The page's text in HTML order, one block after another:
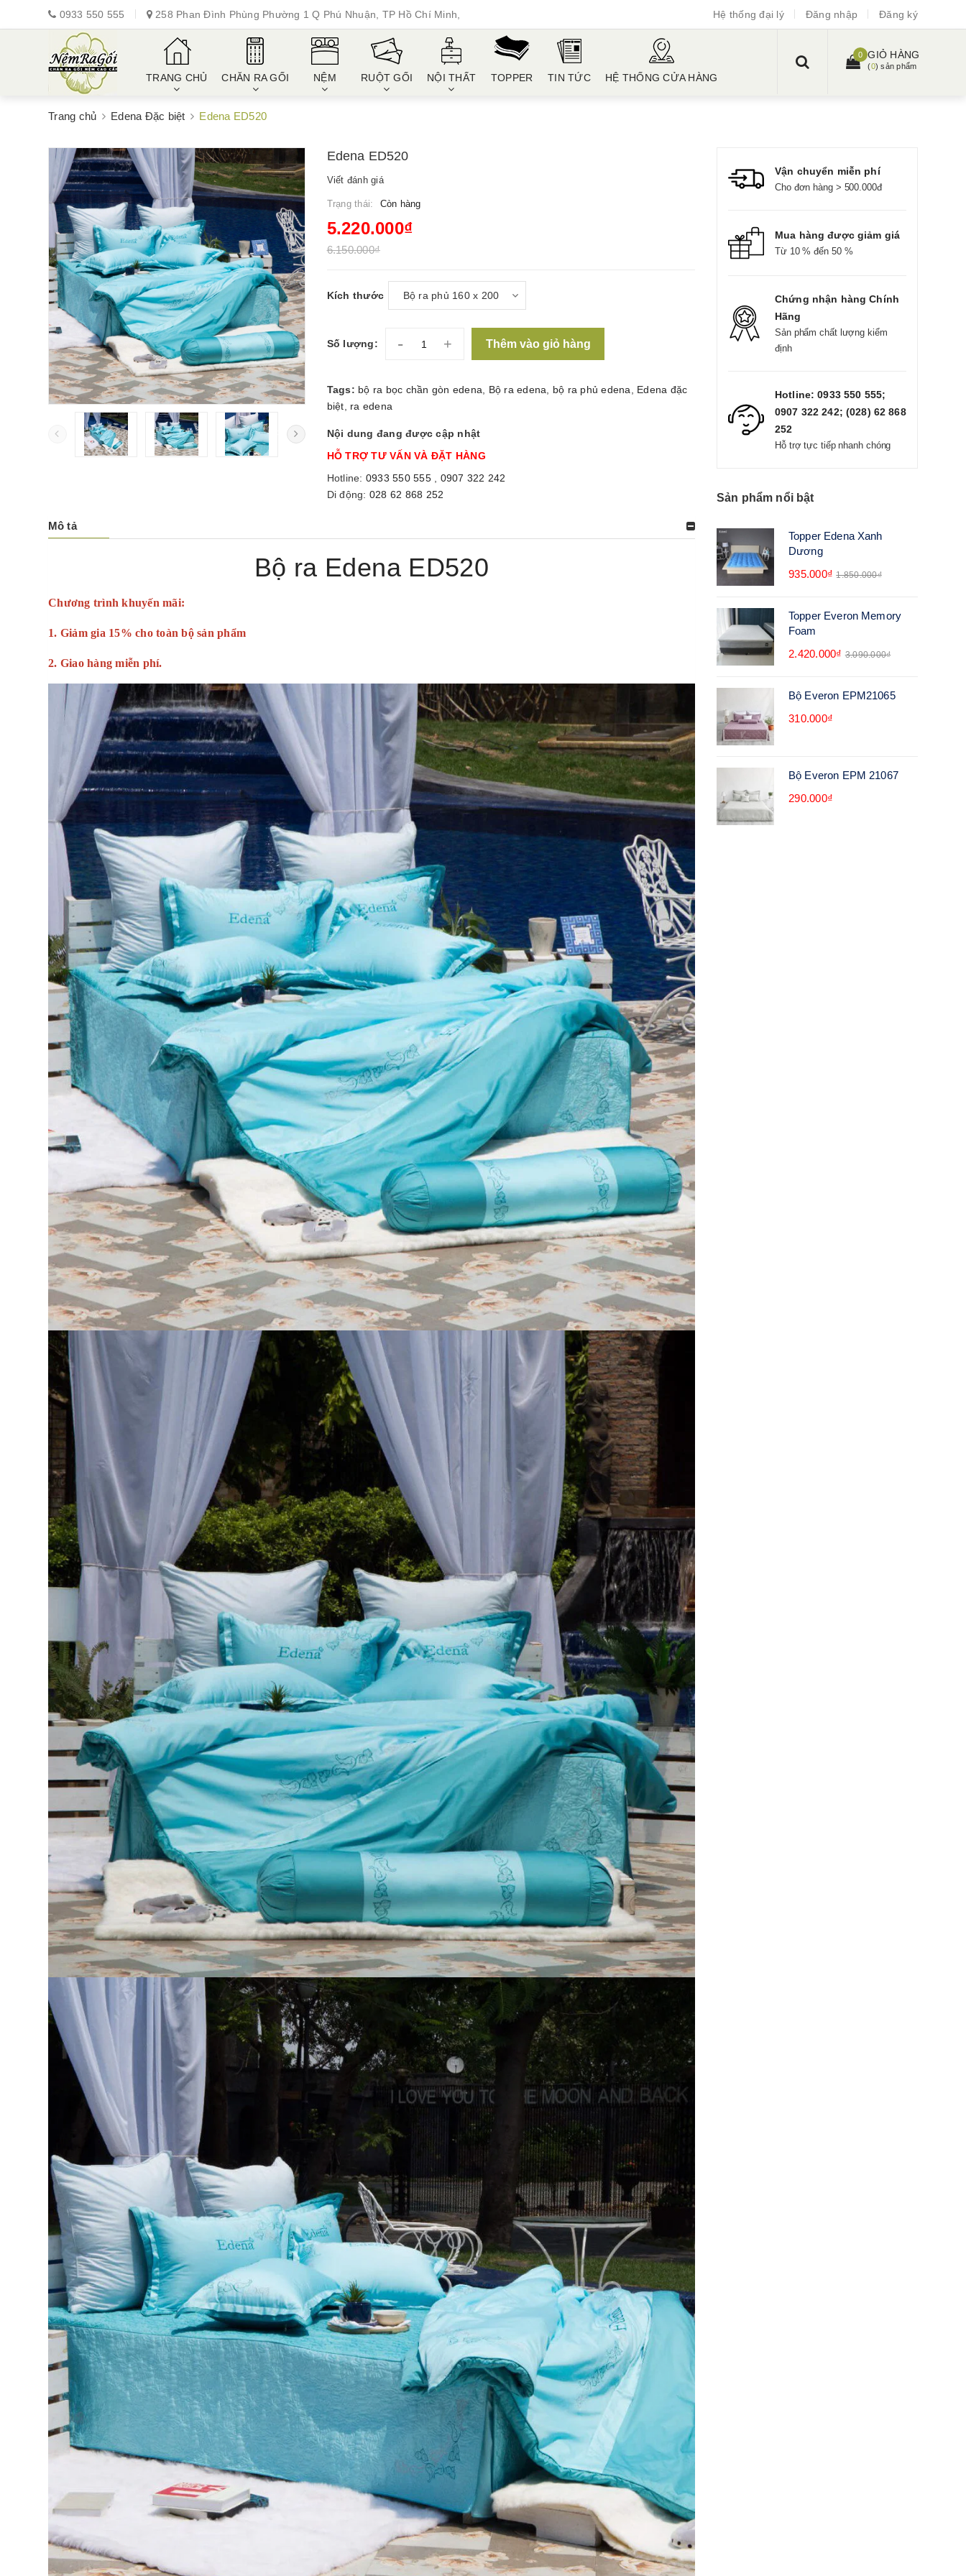
0933 550 555 258 Phan Đình Phùng Phường 1 Q Phú Nhuận, TP Hồ Chí Minh, Hệ thống đại lý Đăng nhập Đăng ký
TRANG CHỦ CHĂN RA GỐI NỆM RUỘT GỐI NỘI THẤT TOPPER TIN TỨC HỆ THỐNG CỬA HÀNG
0 GIỎ HÀNG
(0) sản phẩm
Trang chủ Edena Đặc biệt Edena ED520
Edena ED520
Viết đánh giá
Trạng thái: Còn hàng
5.220.000₫
6.150.000₫
Kích thước
Số lượng: - + Thêm vào giỏ hàng
Tags: bộ ra bọc chần gòn edena Bộ ra edena bộ ra phủ edena
Edena đặc
biệt
ra edena
Nội dung đang được cập nhật
HỖ TRỢ TƯ VẤN VÀ ĐẶT HÀNG
Hotline: 0933 550 555
0907 322 242
Di động: 028 62 868 252
Mô tả
Bộ ra Edena ED520
Chương trình khuyến mãi:
1. Giảm gia 15% cho toàn bộ sản phẩm
2. Giao hàng miễn phí.
Vận chuyển miễn phí
Cho đơn hàng > 500.000đ
Mua hàng được giảm giá
Từ 10 % đến 50 %
Chứng nhận hàng Chính
Hãng
Sản phẩm chất lượng kiểm
định
Hotline: 0933 550 555;
0907 322 242; (028) 62 868
252
Hỗ trợ tực tiếp nhanh chóng
Sản phẩm nổi bật
Topper Edena Xanh
Dương
935.000₫ 1.850.000₫
Topper Everon Memory
Foam
2.420.000₫ 3.090.000₫
Bộ Everon EPM21065
310.000₫
Bộ Everon EPM 21067
290.000₫